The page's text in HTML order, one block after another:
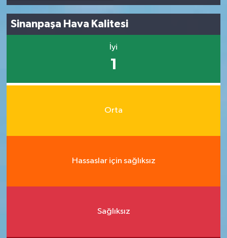
Sinanpaşa Hava Kalitesi
İyi
1
Orta
Hassaslar için sağlıksız
Sağlıksız